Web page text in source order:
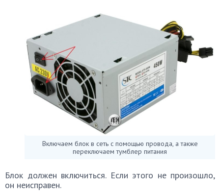
Включаем блок в сеть с помощью провода, а также
переключаем тумблер питания
Блок должен включиться. Если этого не произошло,
он неисправен.